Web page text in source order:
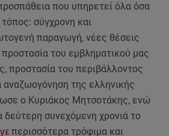
που υπηρετεί όλα όσα
σύγχρονη και
παραγωγή, νέες θέσεις
του εμβληματικού μας
προστασία του περιβάλλοντος
αναζωογόνηση της ελληνικής
ο Κυριάκος Μητσοτάκης, ενώ
δεύτερη συνεχόμενη χρονιά το
περισσότερα τρόφιμα και